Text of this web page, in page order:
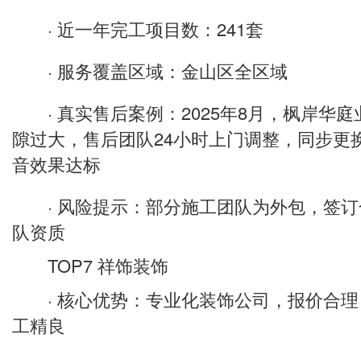
· 近一年完工项目数：241套
· 服务覆盖区域：金山区全区域
· 真实售后案例：2025年8月，枫岸华庭
隙过大，售后团队24小时上门调整，同步更
音效果达标
· 风险提示：部分施工团队为外包，签订
队资质
TOP7 祥饰装饰
· 核心优势：专业化装饰公司，报价合理
工精良